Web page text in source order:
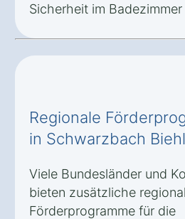
Sicherheit im
Regionale
in Schwarzbach
Viele Bundesländer und
bieten zusätzliche
Förderprogramme für die